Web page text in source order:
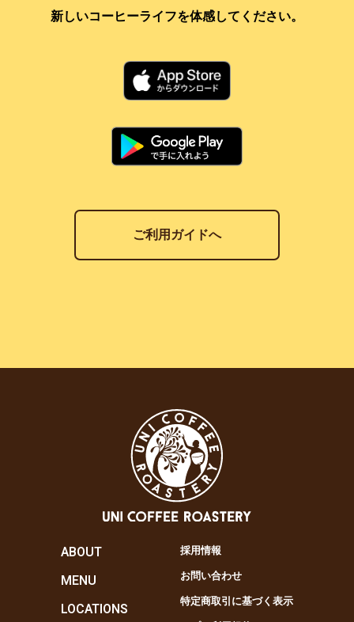
新しいコーヒーライフを体感してください。
ご利用ガイドへ
ABOUT
MENU
LOCATIONS
採用情報
お問い合わせ
特定商取引に基づく表示